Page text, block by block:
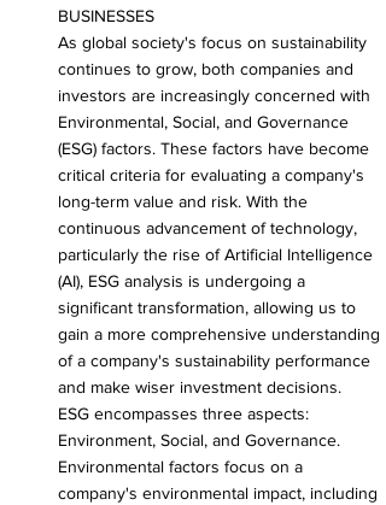
BUSINESSES
As global society's focus on sustainability
continues to grow, both companies and
investors are increasingly concerned with
Environmental, Social, and Governance
(ESG) factors. These factors have become
critical criteria for evaluating a company's
long-term value and risk. With the
continuous advancement of technology,
particularly the rise of Artificial Intelligence
(AI), ESG analysis is undergoing a
significant transformation, allowing us to
gain a more comprehensive understanding
of a company's sustainability performance
and make wiser investment decisions.
ESG encompasses three aspects:
Environment, Social, and Governance.
Environmental factors focus on a
company's environmental impact, including